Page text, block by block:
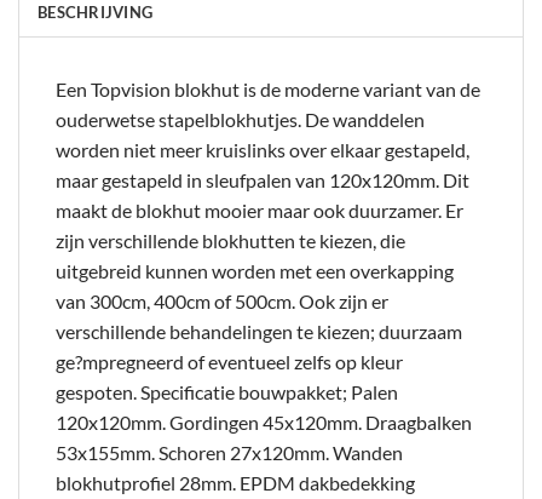
BESCHRIJVING
Een Topvision blokhut is de moderne variant van de
ouderwetse stapelblokhutjes. De wanddelen
worden niet meer kruislinks over elkaar gestapeld,
maar gestapeld in sleufpalen van 120x120mm. Dit
maakt de blokhut mooier maar ook duurzamer. Er
zijn verschillende blokhutten te kiezen, die
uitgebreid kunnen worden met een overkapping
van 300cm, 400cm of 500cm. Ook zijn er
verschillende behandelingen te kiezen; duurzaam
ge?mpregneerd of eventueel zelfs op kleur
gespoten. Specificatie bouwpakket; Palen
120x120mm. Gordingen 45x120mm. Draagbalken
53x155mm. Schoren 27x120mm. Wanden
blokhutprofiel 28mm. EPDM dakbedekking